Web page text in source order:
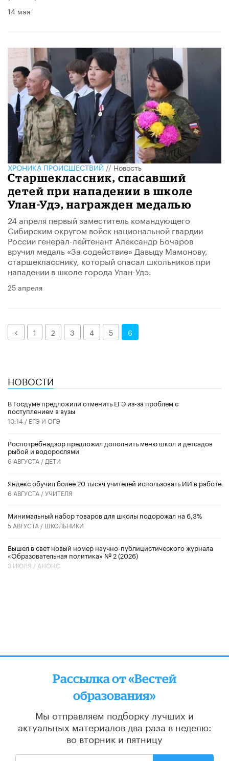
14 мая
ХРОНИКА ПРОИСШЕСТВИЙ//Новость
Старшеклассник, спасавший
детей при нападении в школе
Улан-Удэ, награжден медалью
24 апреля первый заместитель командующего
Сибирским округом войск национальной гвардии
России генерал-лейтенант Александр Бочаров
вручил медаль «За содействие» Давыду Мамонову,
старшекласснику, который спасал школьников при
нападении в школе города Улан-Удэ.
25 апреля
Назад1 2 3 4 5 6
НОВОСТИ
В Госдуме предложили отменить ЕГЭ из-за проблем с
поступлением в вузы
10:14 / ЕГЭ И ОГЭ
Роспотребнадзор предложил дополнить меню школ и детсадов
рыбой и водорослями
6 АВГУСТА / ДЕТИ
​Яндекс обучил более 20 тысяч учителей использовать ИИ в работе
6 АВГУСТА /УЧИТЕЛЯ
Минимальный набор товаров для школы подорожал на 6,3%
5 АВГУСТА / ШКОЛЬНИКИ
Вышел в свет новый номер научно-публицистического журнала
«Образовательная политика» № 2 (2026)
3 ИЮЛЯ / АНОНС
Рассылка от «Вестей
образования»
Мы отправляем подборку лучших и
актуальных материалов два раза в неделю:
во вторник и пятницу